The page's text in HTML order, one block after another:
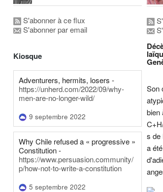
S'abonner à ce flux
S'abonner par email
Kiosque
Adventurers, hermits, losers -
https://unherd.com/2022/09/why-
men-are-no-longer-wild/
9 septembre 2022
Why Chile refused a « progressive »
Constitution -
https://www.persuasion.community/
p/how-not-to-write-a-constitution
5 septembre 2022
Son
bien
s de
a